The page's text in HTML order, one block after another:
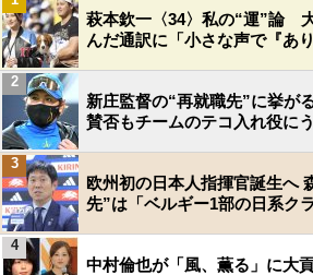
萩本欽一〈34〉私の“運”論
んだ通訳に「小さな声で『あ
新庄監督の“再就職先”に挙が
賛否もチームのテコ入れ役に
2
欧州初の日本人指揮官誕生へ
先”は「ベルギー1部の日系ク
3
中村倫也が「風、薫る」に大
4